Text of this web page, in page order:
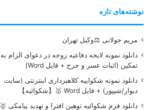
نوشته‌های تازه
مریم جولانی ⚖️وکیل تهران
دانلود نمونه لایحه دفاعیه زوجه در دعوای الزام به
تمکین (اثبات عسر و حرج + فایل Word)
دانلود نمونه شکواییه کلاهبرداری اینترنتی (سایت
دیوار/شیپور) + فایل Word 🥇【شکوائیه】
دانلود فرم شکوائیه توهین افترا و تهدید پیامکی 🥇